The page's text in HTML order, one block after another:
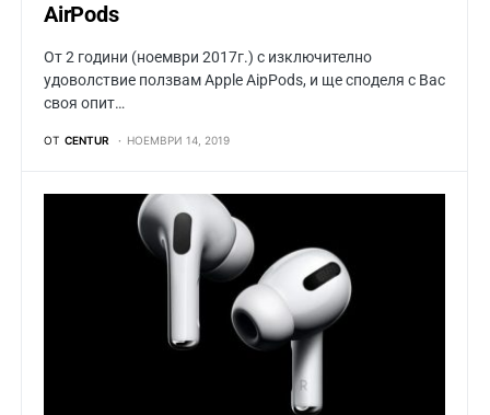
AirPods
От 2 години (ноември 2017г.) с изключително
удоволствие ползвам Apple AiрPods, и ще споделя с Вас
своя опит…
ОТ CENTUR НОЕМВРИ 14, 2019